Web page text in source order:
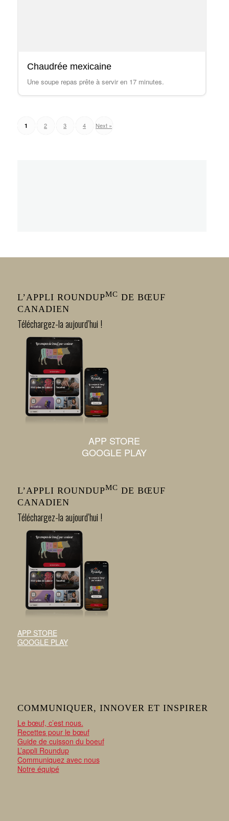
Chaudrée mexicaine
Une soupe repas prête à servir en 17 minutes.
Posts
1 2 3 4 Next »
L’APPLI ROUNDUPMC DE BŒUF
CANADIEN
Téléchargez-la aujourd’hui !
APP STORE
GOOGLE PLAY
L’APPLI ROUNDUPMC DE BŒUF
CANADIEN
Téléchargez-la aujourd’hui !
APP STORE
GOOGLE PLAY
COMMUNIQUER, INNOVER ET INSPIRER
Le bœuf, c’est nous.
Recettes pour le bœuf
Guide de cuisson du boeuf
L’appli Roundup
Communiquez avec nous
Notre équipé